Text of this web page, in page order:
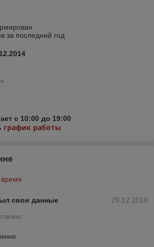
за последний год
с 10:00 до 19:00
график работы
время
29.12.2018
свои данные